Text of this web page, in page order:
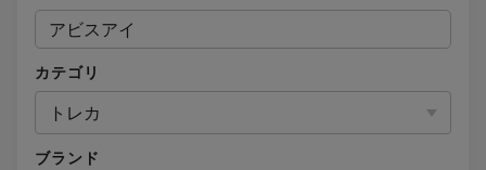
カテゴリ
トレカ
ブランド